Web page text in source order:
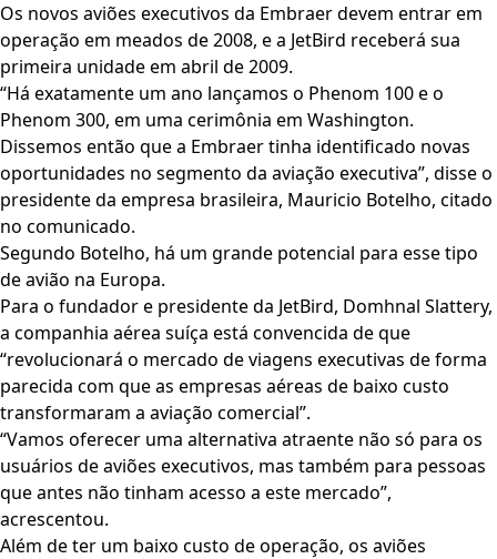
Os novos aviões executivos da Embraer devem entrar em
operação em meados de 2008, e a JetBird receberá sua
primeira unidade em abril de 2009.
“Há exatamente um ano lançamos o Phenom 100 e o
Phenom 300, em uma cerimônia em Washington.
Dissemos então que a Embraer tinha identificado novas
oportunidades no segmento da aviação executiva”, disse o
presidente da empresa brasileira, Mauricio Botelho, citado
no comunicado.
Segundo Botelho, há um grande potencial para esse tipo
de avião na Europa.
Para o fundador e presidente da JetBird, Domhnal Slattery,
a companhia aérea suíça está convencida de que
“revolucionará o mercado de viagens executivas de forma
parecida com que as empresas aéreas de baixo custo
transformaram a aviação comercial”.
“Vamos oferecer uma alternativa atraente não só para os
usuários de aviões executivos, mas também para pessoas
que antes não tinham acesso a este mercado”,
acrescentou.
Além de ter um baixo custo de operação, os aviões